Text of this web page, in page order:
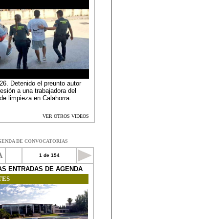
DE CONVOCATORIAS